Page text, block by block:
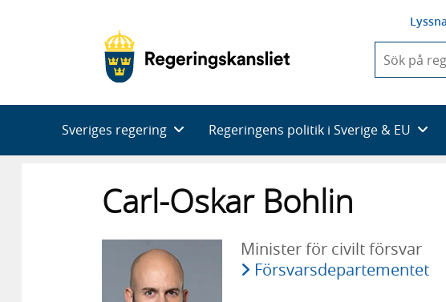
Lyssna
du
skriva
framträder
en
Sveriges regering Regeringens politik i Sverige & EU
Carl-Oskar Bohlin
Minister för civilt försvar
Försvarsdepartementet